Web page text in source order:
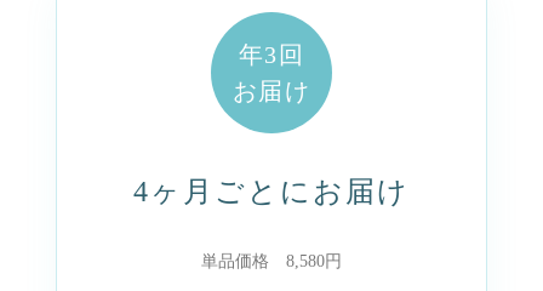
年3回
お届け
4ヶ月ごとにお届け
単品価格 8,580円